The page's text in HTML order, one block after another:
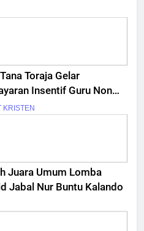
Toraja Gelar
Insentif Guru Non
KRISTEN
Juara Umum Lomba
Jabal Nur Buntu Kalando